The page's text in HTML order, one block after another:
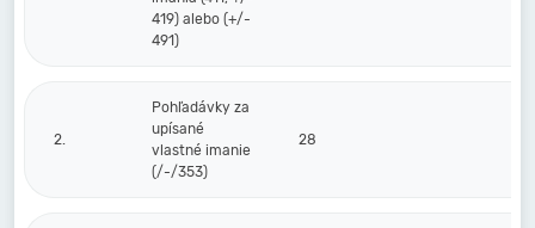
419) alebo (+/-
491)
2.
Pohľadávky za
upísané
vlastné imanie
(/-/353)
28